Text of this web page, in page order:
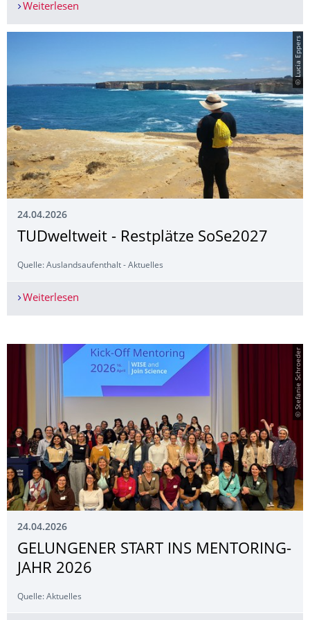
Weiterlesen
© Lucia Eppers
24.04.2026
TUDweltweit - Restplätze SoSe2027
Quelle: Auslandsaufenthalt - Aktuelles
Weiterlesen
© Stefanie Schroeder
24.04.2026
GELUNGENER START INS MENTORING-
JAHR 2026
Quelle: Aktuelles